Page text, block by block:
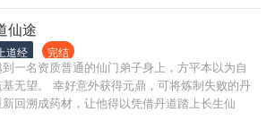
仙途
道经 完结
到一名资质普通的仙门弟子身上，方平本以为自
基无望。 幸好意外获得元鼎，可将炼制失败的丹
回溯成药材，让他得以凭借丹道踏上长生仙